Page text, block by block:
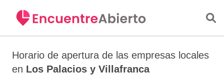
Horario de apertura de las empresas locales
en Los Palacios y Villafranca